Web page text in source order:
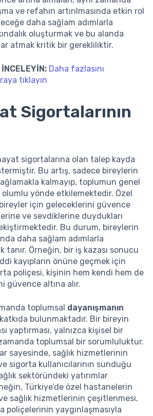
ve refahın artırılmasında etkin rol
daha sağlam adımlarla
oluşturmak ve bu alanda
atmak kritik bir gerekliliktir.
Daha fazlasını
tıklayın
Sigortalarının
sigortalarına olan talep kayda
Bu artış, sadece bireylerin
kalmayıp, toplumun genel
yönde etkilemektedir. Özel
için geleceklerini güvence
ve sevdiklerine duydukları
Bu durum, bireylerin
daha sağlam adımlarla
tanır. Örneğin, bir iş kazası sonucu
kayıpların önüne geçmek için
poliçesi, kişinin hem kendi hem de
güvence altına alır.
toplumsal dayanışmanın
bulunmaktadır. Bir bireyin
yaptırması, yalnızca kişisel bir
toplumsal bir sorumluluktur.
sayesinde, sağlık hizmetlerinin
sigorta kullanıcılarının sunduğu
sektöründeki yatırımlar
Türkiye’de özel hastanelerin
ve sağlık hizmetlerinin çeşitlenmesi,
poliçelerinin yaygınlaşmasıyla